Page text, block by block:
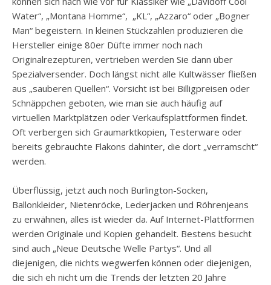
Water“, „Montana Homme“, „KL“, „Azzaro“ oder „Bogner
Man“ begeistern. In kleinen Stückzahlen produzieren die
Hersteller einige 80er Düfte immer noch nach
Originalrezepturen, vertrieben werden Sie dann über
Spezialversender. Doch längst nicht alle Kultwässer fließen
aus „sauberen Quellen“. Vorsicht ist bei Billigpreisen oder
Schnäppchen geboten, wie man sie auch häufig auf
virtuellen Marktplätzen oder Verkaufsplattformen findet.
Oft verbergen sich Graumarktkopien, Testerware oder
bereits gebrauchte Flakons dahinter, die dort „verramscht“
werden.
Überflüssig, jetzt auch noch Burlington-Socken,
Ballonkleider, Nietenröcke, Lederjacken und Röhrenjeans
zu erwähnen, alles ist wieder da. Auf Internet-Plattformen
werden Originale und Kopien gehandelt. Bestens besucht
sind auch „Neue Deutsche Welle Partys“. Und all
diejenigen, die nichts wegwerfen können oder diejenigen,
die sich eh nicht um die Trends der letzten 20 Jahre